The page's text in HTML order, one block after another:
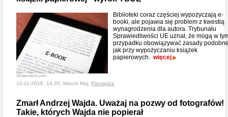
Shutterstock.com
Biblioteki coraz częściej wypożyczają e-
booki, ale pojawia się problem z kwestią
wynagrodzenia dla autora. Trybunału
Sprawiedliwości UE uznał, że mogą w
przypadku obowiązywać zasady
jak przy wypożyczaniu książek
papierowych. więcej
10-11-2016, 14:35, Marcin Maj, Pieniądze
Zmarł Andrzej Wajda. Uważaj na pozwy od fotografów!
Takie, których Wajda nie popierał